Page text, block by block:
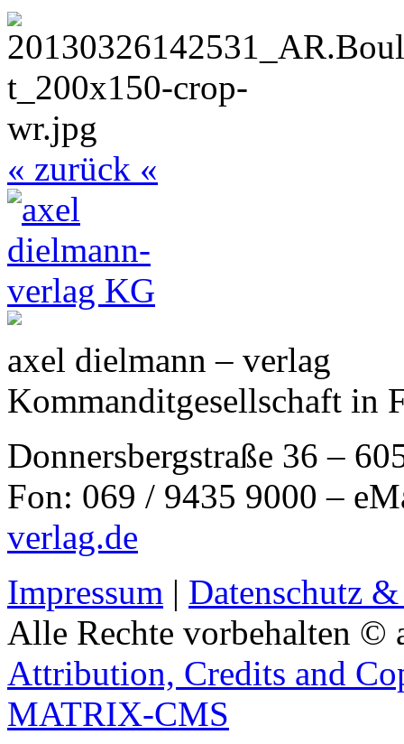
« zurück «
axel dielmann – verlag
Kommanditgesellschaft in
Donnersbergstraße 36 –
Fon: 069 / 9435 9000 –
verlag.de
Impressum | Datenschutz
Alle Rechte vorbehalten ©
Attribution, Credits and
MATRIX-CMS